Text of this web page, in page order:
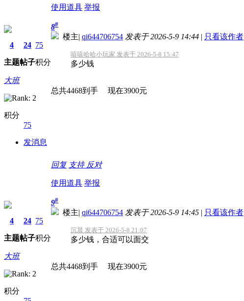
使用道具 举报
4
主题
24
帖子
75
积分
大班
积分
75
发消息
8#
楼主| qi644706754 发表于 2026-5-9 14:44 | 只看该作者
嘻嘻哈哈小玩家 发表于 2026-5-8 15:47
多少钱
总共4468到手 现在3900元
回复 支持 反对
使用道具 举报
4
主题
24
帖子
75
积分
大班
积分
9#
楼主| qi644706754 发表于 2026-5-9 14:45 | 只看该作者
沉晨 发表于 2026-5-8 21:07
多少钱，合适可以面交
总共4468到手 现在3900元